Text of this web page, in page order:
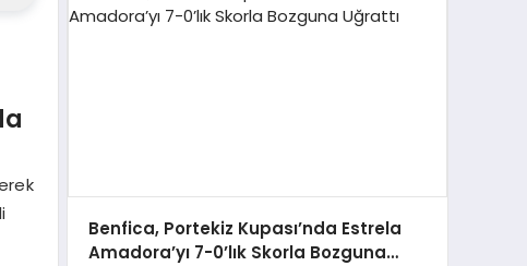
Benfica, Portekiz Kupası’nda Estrela
Amadora’yı 7-0’lık Skorla Bozguna